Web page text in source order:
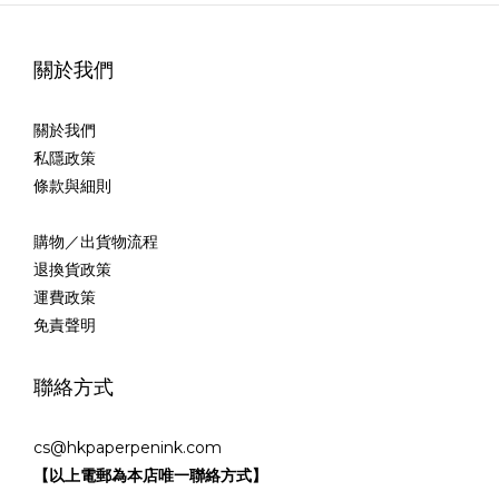
關於我們
關於我們
私隱政策
條款與細則
購物／出貨物流程
退換貨政策
運費政策
免責聲明
聯絡方式
cs@hkpaperpenink.com
【以上電郵為本店唯一聯絡方式】